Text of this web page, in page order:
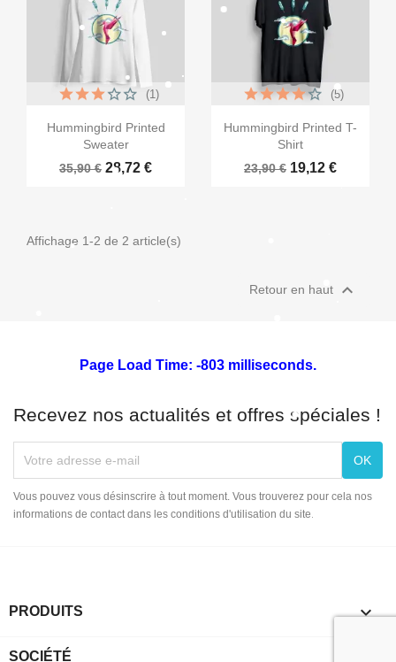
Aperçu rapide
Hummingbird Printed
Sweater
35,90 € 28,72 €
(1)
Aperçu rapide
Hummingbird Printed T-
Shirt
23,90 € 19,12 €
(5)
Affichage 1-2 de 2 article(s)
Retour en haut 
Page Load Time: -803 milliseconds.
Recevez nos actualités et offres spéciales !
Vous pouvez vous désinscrire à tout moment. Vous trouverez pour cela nos
informations de contact dans les conditions d'utilisation du site.
PRODUITS 
SOCIÉTÉ
Nom de la liste d'envies
Annuler Créer une liste d'envies